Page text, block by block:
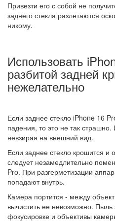
Привезти его с собой не
заднего стекла разлетаются
никому.
Использовать
разбитой задней
нежелательно
Если заднее стекло iPhone 16
падения, то это не так
невзирая на внешний вид.
Если заднее стекло крошится и
следует незамедлительно
Pro. При разгерметизации
попадают внутрь.
Камера портится - между
вычистить ее невозможно.
фокусировке и объективы